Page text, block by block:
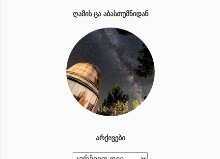
ᲦᲐᲛᲘᲡ ᲪᲐ ᲐᲑᲐᲡᲗᲣᲛᲜᲘᲓᲐᲜ
ᲐᲠᲥᲘᲕᲔᲑᲘ